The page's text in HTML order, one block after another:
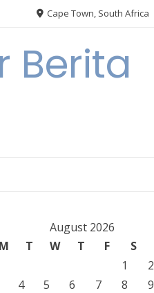
Cape Town, South Africa
Berita
August 2026
M
T W T F S
1
2
4 5 6 7 8
9